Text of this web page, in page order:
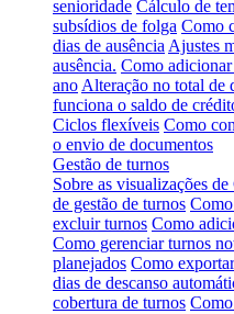
senioridade Cálculo de
subsídios de folga Como
dias de ausência Ajustes
ausência. Como
ano Alteração no total de
funciona o saldo de
Ciclos flexíveis Como
o envio de documentos
Gestão de turnos
Sobre as visualizações
de gestão de turnos
excluir turnos Como
Como gerenciar turnos
planejados Como
dias de descanso
cobertura de turnos